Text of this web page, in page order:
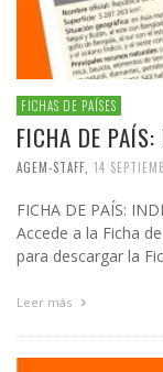
FICHAS DE PAÍSES
FICHA DE
AGEM-STAFF 14
FICHA DE PAÍS:
Accede a la Ficha
para descargar la
Leer más